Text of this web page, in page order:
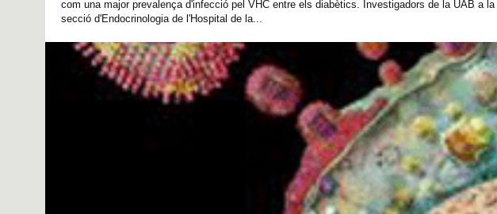
com una major prevalença d'infecció pel VHC entre els diabètics. Investigadors de la UAB a la
secció d'Endocrinologia de l'Hospital de la...